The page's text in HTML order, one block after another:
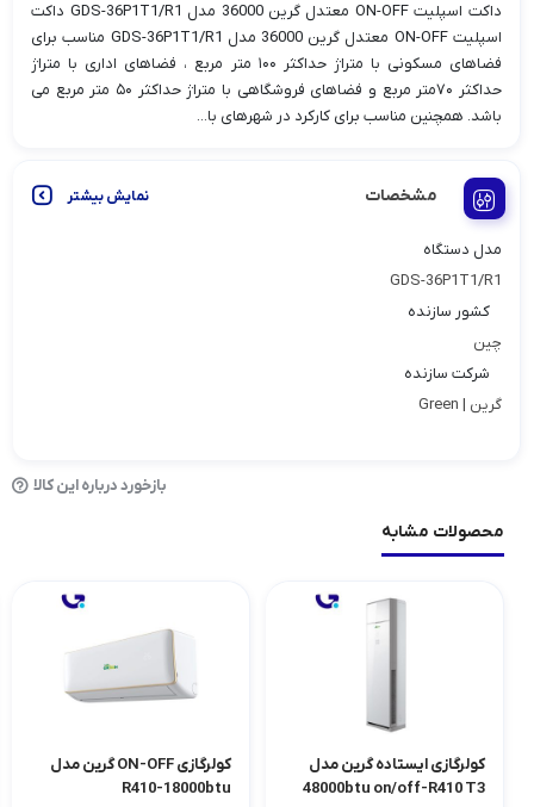
داکت اسپلیت ON-OFF معتدل گرین 36000 مدل GDS-36P1T1/R1 داکت
اسپلیت ON-OFF معتدل گرین 36000 مدل GDS-36P1T1/R1 مناسب برای
فضاهای مسکونی با متراژ حداکثر ۱۰۰ متر مربع ، فضاهای اداری با متراژ
حداکثر ۷۰متر مربع و فضاهای فروشگاهی با متراژ حداکثر ۵۰ متر مربع می
باشد. همچنین مناسب برای کارکرد در شهرهای با...
مشخصات نمایش بیشتر
مدل دستگاه
GDS-36P1T1/R1
کشور سازنده
چین
شرکت سازنده
گرین | Green
بازخورد درباره این کالا
محصولات مشابه
کولرگازی ایستاده گرین مدل
48000btu on/off-R410 T3
کولرگازی ON-OFF گرین مدل
R410-18000btu